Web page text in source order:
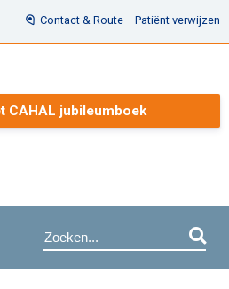
Contact & Route Patiënt verwijzen
CAHAL jubileumboek